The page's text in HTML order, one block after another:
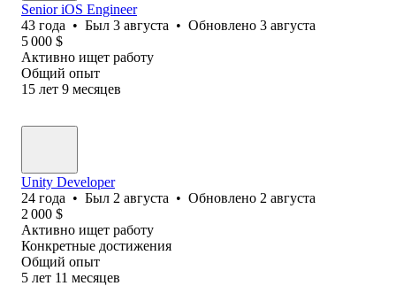
Senior iOS Engineer
43 года • Был 3 августа • Обновлено 3 августа
5 000 $
Активно ищет работу
Общий опыт
15 лет 9 месяцев
Unity Developer
24 года • Был 2 августа • Обновлено 2 августа
2 000 $
Активно ищет работу
Конкретные достижения
Общий опыт
5 лет 11 месяцев